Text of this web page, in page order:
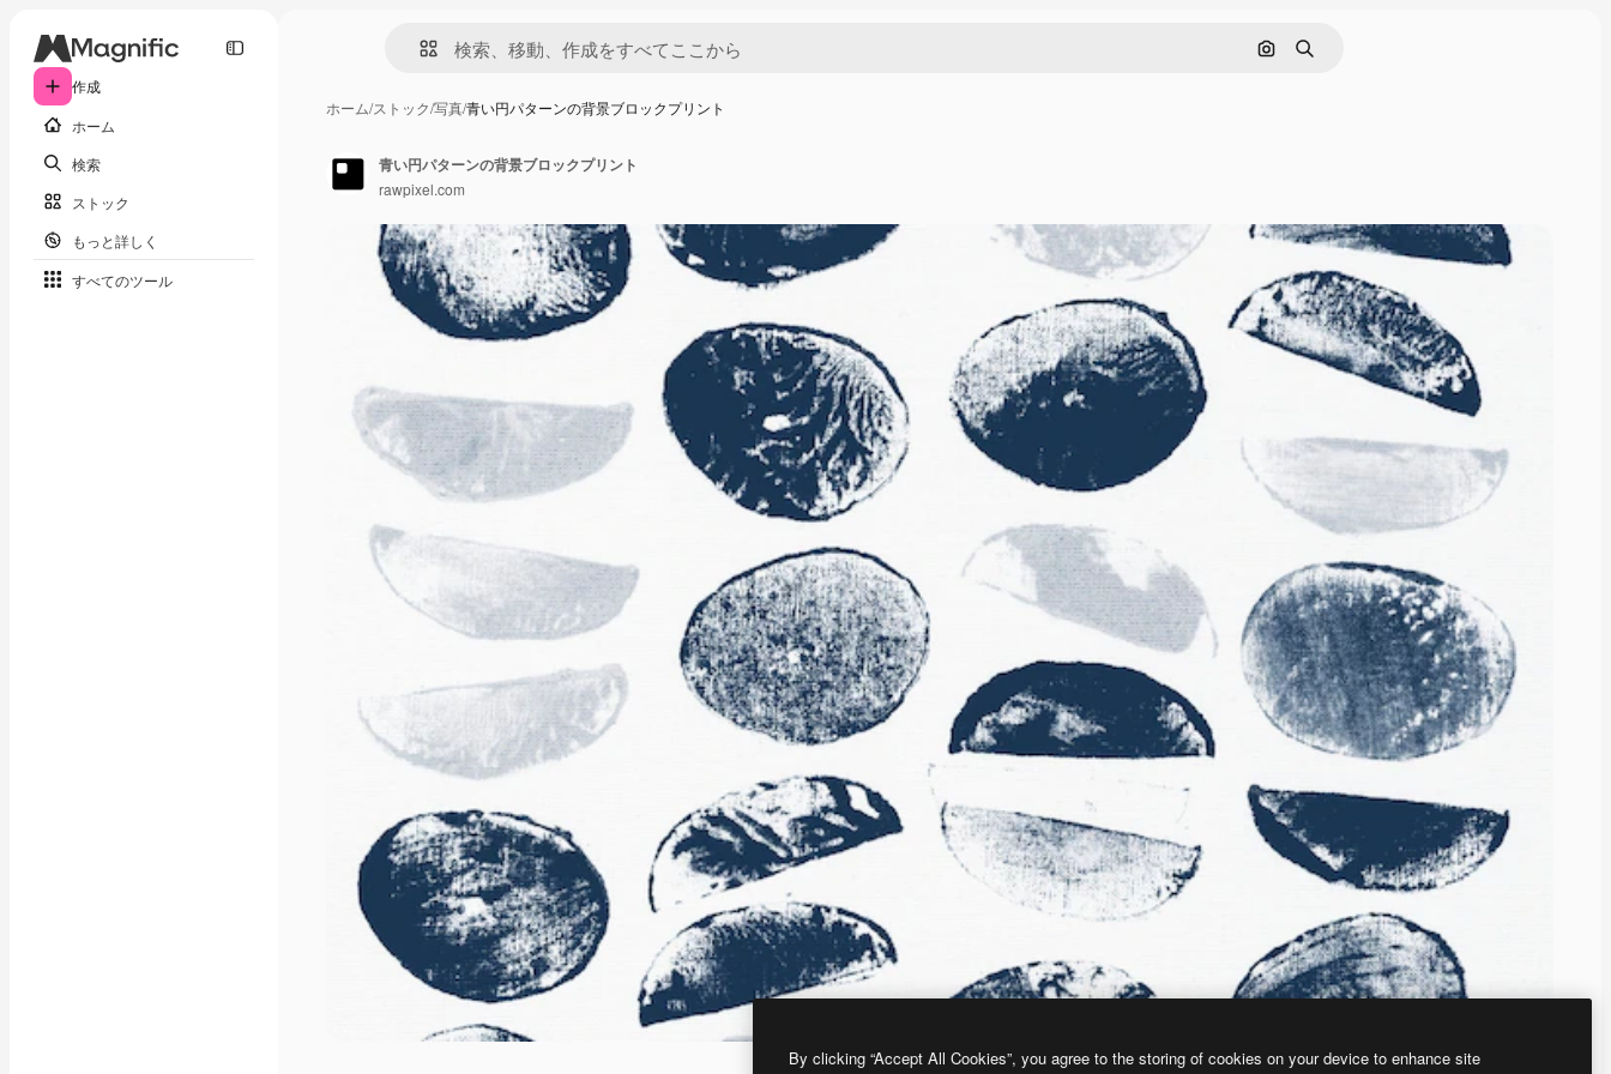
作成
ホーム
検索
ストック
もっと詳しく
すべてのツール
画像で検索
検索
ホーム/ストック/写真/青い円パターンの背景ブロックプリント
青い円パターンの背景ブロックプリント
rawpixel.com
By clicking “Accept All Cookies”, you agree to the storing of cookies on your device to enhance site